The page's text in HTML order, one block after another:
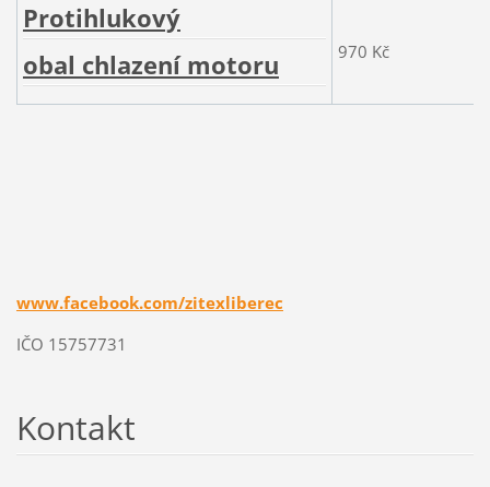
Protihlukový
obal chlazení motoru
970 Kč
www.facebook.com/zitexliberec
IČO 15757731
Kontakt